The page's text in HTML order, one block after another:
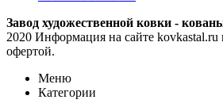
Завод художественной ковки -
2020 Информация на сайте kovkastal.ru
офертой.
Меню
Категории